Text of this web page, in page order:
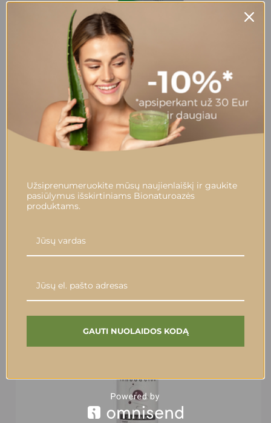
INNOVATIVE STIPRUS TONIKAS BIOTYNE, 5X10
ML+5X75MG
14,00 € 28,00 € Į KREPŠELĮ
TONIKAS AMINOACID,...
Į KREPŠELĮ
-20%
Užsiprenumeruokite mūsų naujienlaiškį ir gaukite
pasiūlymus išskirtiniams Bionaturoazės
produktams.
GAUTI NUOLAIDOS KODĄ